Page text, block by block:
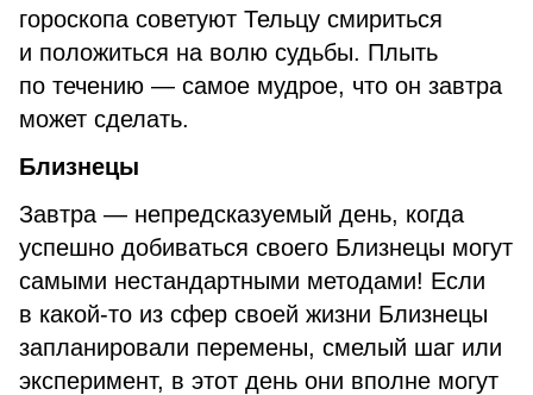
гороскопа советуют Тельцу смириться
и положиться на волю судьбы. Плыть
по течению — самое мудрое, что он завтра
может сделать.
Близнецы
Завтра — непредсказуемый день, когда
успешно добиваться своего Близнецы могут
самыми нестандартными методами! Если
в какой-то из сфер своей жизни Близнецы
запланировали перемены, смелый шаг или
эксперимент, в этот день они вполне могут